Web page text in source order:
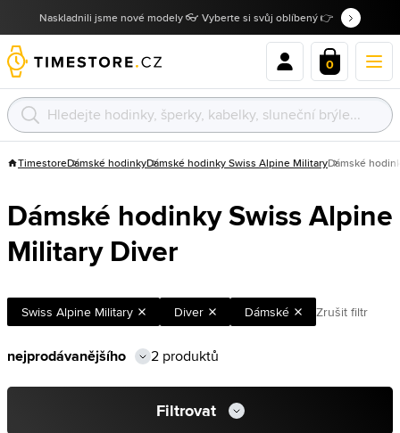
Naskladnili jsme nové modely 👓 Vyberte si svůj oblíbený 👉
0
TimestoreDámské hodinkyDámské hodinky Swiss Alpine MilitaryDámské
Dámské hodinky Swiss Alpine
Military Diver
Swiss Alpine Military Diver Dámské Zrušit filtr
2 produktů
Filtrovat